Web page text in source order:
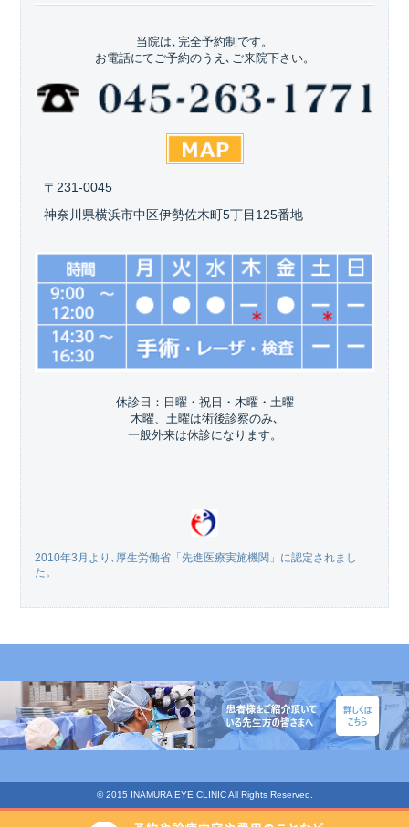
当院は､完全予約制です。
お電話にてご予約のうえ､ご来院下さい。
〒231-0045
神奈川県横浜市中区伊勢佐木町5丁目125番地
休診日：日曜・祝日・木曜・土曜
木曜、土曜は術後診察のみ､
一般外来は休診になります。
2010年3月より､厚生労働省「先進医療実施機関」に認定されまし
た。
© 2015 INAMURA EYE CLINIC All Rights Reserved.